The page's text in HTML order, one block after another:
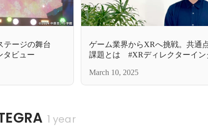
テージの舞台
ビュー
ゲーム業界からXRへ挑戦。共通
課題とは #XRディレクターイン
March 10, 2025
1 year